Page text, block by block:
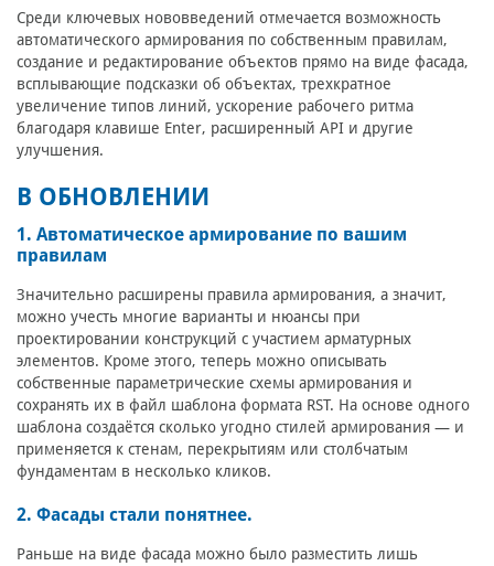
Среди ключевых нововведений отмечается возможность
автоматического армирования по собственным правилам,
создание и редактирование объектов прямо на виде фасада,
всплывающие подсказки об объектах, трехкратное
увеличение типов линий, ускорение рабочего ритма
благодаря клавише Enter, расширенный API и другие
улучшения.
В ОБНОВЛЕНИИ
1. Автоматическое армирование по вашим
правилам
Значительно расширены правила армирования, а значит,
можно учесть многие варианты и нюансы при
проектировании конструкций с участием арматурных
элементов. Кроме этого, теперь можно описывать
собственные параметрические схемы армирования и
сохранять их в файл шаблона формата RST. На основе одного
шаблона создаётся сколько угодно стилей армирования — и
применяется к стенам, перекрытиям или столбчатым
фундаментам в несколько кликов.
2. Фасады стали понятнее.
Раньше на виде фасада можно было разместить лишь